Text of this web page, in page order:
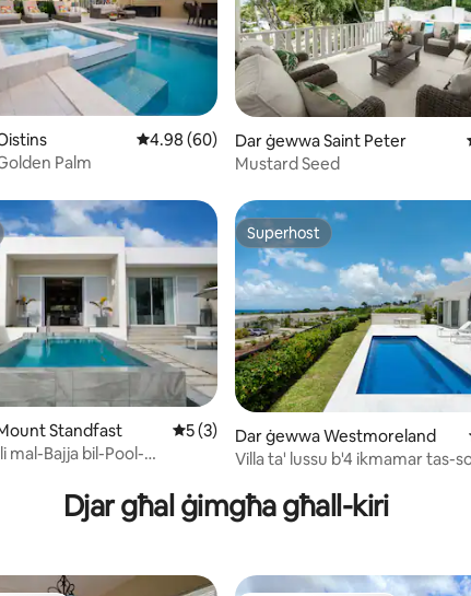
5, skont dan-numru ta' reviews: 8
Rating medju ta' 4.98 minn 5, skont dan-
4.98 (60)
Palm
Dar ġewwa Saint Peter
Mustard Seed
5, skont dan-numru ta' reviews: 17
Standfast Rating medju ta' 5 minn 5, skont dan-
5 (3)
mal-Bajja bil-Pool-
Superhost
Superhost
Dar ġewwa Westmoreland
Villa ta' lussu b'4 ikmamar tas-
Djar għal ġimgħa għall-kiri